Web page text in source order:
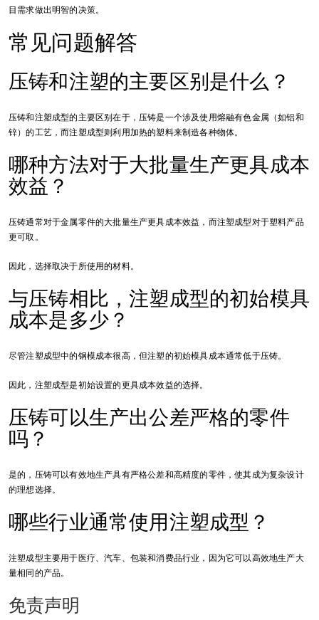
目需求做出明智的决策。
常见问题解答
压铸和注塑的主要区别是什么？
压铸和注塑成型的主要区别在于，压铸是一个涉及使用熔融有色金属（如铝和
锌）的工艺，而注塑成型则利用加热的塑料来制造各种物体。
哪种方法对于大批量生产更具成本
效益？
压铸通常对于金属零件的大批量生产更具成本效益，而注塑成型对于塑料产品
更可取。
因此，选择取决于所使用的材料。
与压铸相比，注塑成型的初始模具
成本是多少？
尽管注塑成型中的钢模成本很高，但注塑的初始模具成本通常低于压铸。
因此，注塑成型是初始设置的更具成本效益的选择。
压铸可以生产出公差严格的零件
吗？
是的，压铸可以有效地生产具有严格公差和高精度的零件，使其成为复杂设计
的理想选择。
哪些行业通常使用注塑成型？
注塑成型主要用于医疗、汽车、包装和消费品行业，因为它可以高效地生产大
量相同的产品。
免责声明